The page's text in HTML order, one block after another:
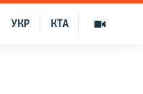
КТА
УКР